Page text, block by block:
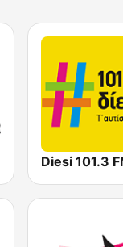
Diesi 101.3